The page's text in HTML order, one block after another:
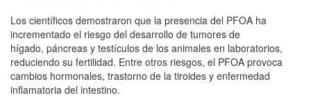
Los científicos demostraron que la presencia del PFOA ha
incrementado el riesgo del desarrollo de tumores de
hígado, páncreas y testículos de los animales en laboratorios,
reduciendo su fertilidad. Entre otros riesgos, el PFOA provoca
cambios hormonales, trastorno de la tiroides y enfermedad
inflamatoria del intestino.